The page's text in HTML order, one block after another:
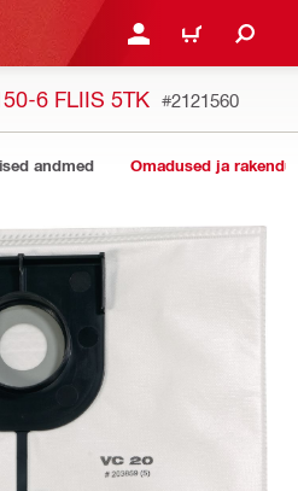
LOGI SISSE VÕI
OSTUKORV
6 FLIIS 5TK #2121560
andmed Omadused ja